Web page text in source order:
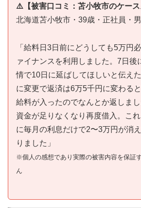
⚠️【被害口コミ：苫小牧市のケース
北海道苫小牧市・39歳・正社員・
「給料日3日前にどうしても5万円
ァイナンスを利用しました。7日後
情で10日に延ばしてほしいと伝え
に変更で返済は6万5千円に変わる
給料が入ったのでなんとか返しま
資金が足りなくなり再度借入。こ
に毎月の利息だけで2〜3万円が消
りました」
※個人の感想であり実際の被害内容を保証
ん